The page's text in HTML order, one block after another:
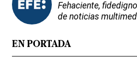
Fehaciente,
de noticias
EN PORTADA